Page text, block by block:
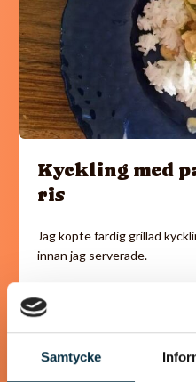
Samtycke
Kyckling med
ris
Jag köpte färdig grillad
innan jag serverade.
@snuttan66